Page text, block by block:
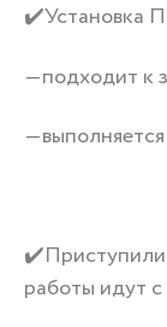
✔️Установка
—подходит к
✔️Приступили
работы идут